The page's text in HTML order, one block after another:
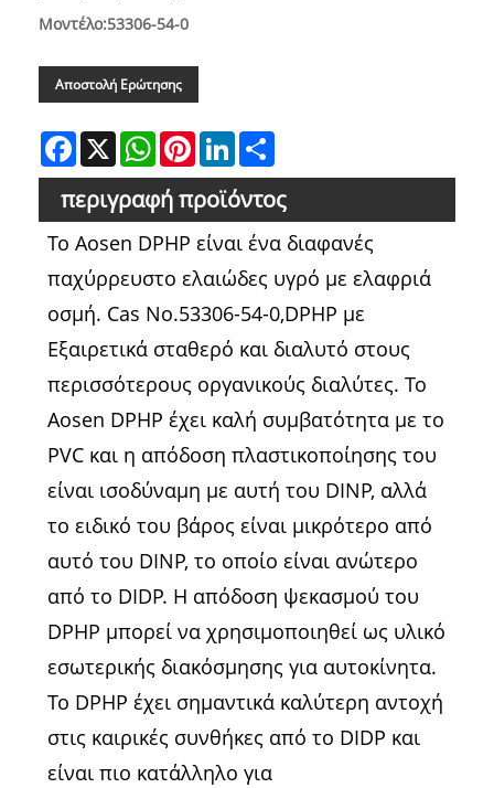
Μοντέλο:53306-54-0
Αποστολή Ερώτησης
Facebook
X WhatsAppPinterestLinkedIn
περιγραφή προϊόντος
Το Aosen DPHP είναι ένα διαφανές
παχύρρευστο ελαιώδες υγρό με ελαφριά
οσμή. Cas No.53306-54-0,DPHP με
Εξαιρετικά σταθερό και διαλυτό στους
περισσότερους οργανικούς διαλύτες. Το
Aosen DPHP έχει καλή συμβατότητα με το
PVC και η απόδοση πλαστικοποίησης του
είναι ισοδύναμη με αυτή του DINP, αλλά
το ειδικό του βάρος είναι μικρότερο από
αυτό του DINP, το οποίο είναι ανώτερο
από το DIDP. Η απόδοση ψεκασμού του
DPHP μπορεί να χρησιμοποιηθεί ως υλικό
εσωτερικής διακόσμησης για αυτοκίνητα.
Το DPHP έχει σημαντικά καλύτερη αντοχή
στις καιρικές συνθήκες από το DIDP και
είναι πιο κατάλληλο για